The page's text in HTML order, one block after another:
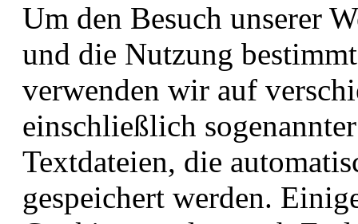
Um den Besuch unserer
und die Nutzung
verwenden wir auf
einschließlich
Textdateien, die
gespeichert werden.